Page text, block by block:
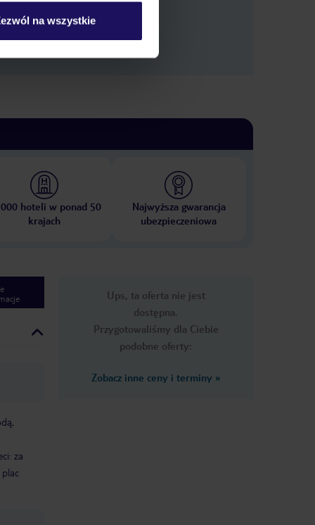
na wszystkie
hoteli w ponad 50
krajach
Najwyższa gwarancja
ubezpieczeniowa
za
plac
Ups, ta oferta nie jest
dostępna.
Przygotowaliśmy dla Ciebie
podobne oferty:
Zobacz inne ceny i terminy »